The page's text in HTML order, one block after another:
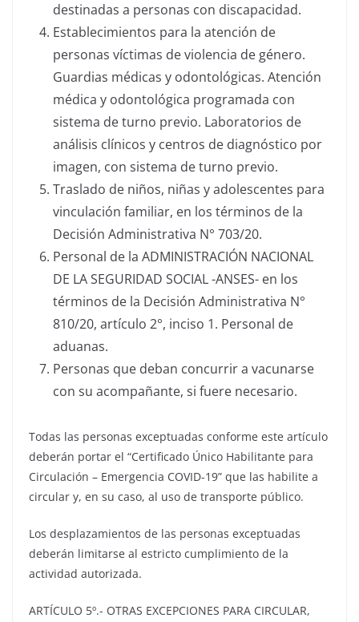
destinadas a personas con discapacidad.
Establecimientos para la atención de
personas víctimas de violencia de género.
Guardias médicas y odontológicas. Atención
médica y odontológica programada con
sistema de turno previo. Laboratorios de
análisis clínicos y centros de diagnóstico por
imagen, con sistema de turno previo.
Traslado de niños, niñas y adolescentes para
vinculación familiar, en los términos de la
Decisión Administrativa N° 703/20.
Personal de la ADMINISTRACIÓN NACIONAL
DE LA SEGURIDAD SOCIAL -ANSES- en los
términos de la Decisión Administrativa N°
810/20, artículo 2°, inciso 1. Personal de
aduanas.
Personas que deban concurrir a vacunarse
con su acompañante, si fuere necesario.
Todas las personas exceptuadas conforme este artículo
deberán portar el “Certificado Único Habilitante para
Circulación – Emergencia COVID-19” que las habilite a
circular y, en su caso, al uso de transporte público.
Los desplazamientos de las personas exceptuadas
deberán limitarse al estricto cumplimiento de la
actividad autorizada.
ARTÍCULO 5º.- OTRAS EXCEPCIONES PARA CIRCULAR,